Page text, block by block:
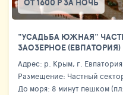
ОТ 1600 Р ЗА НОЧЬ
"УСАДЬБА ЮЖНАЯ"
ЗАОЗЕРНОЕ (ЕВПАТОРИЯ)
Адрес: р. Крым, г.
Размещение: Частный
До моря: 8 минут пешком